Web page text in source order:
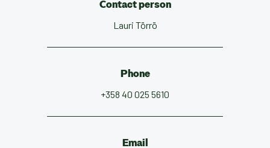
Contact person
Lauri Törrö
Phone
+358 40 025 5610
Email